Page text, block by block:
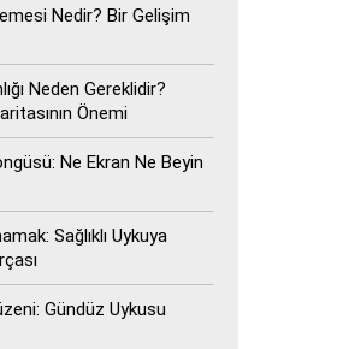
Nedir? Bir Gelişim
Neden Gereklidir?
Önemi
Ne Ekran Ne Beyin
Sağlıklı Uykuya
Gündüz Uykusu